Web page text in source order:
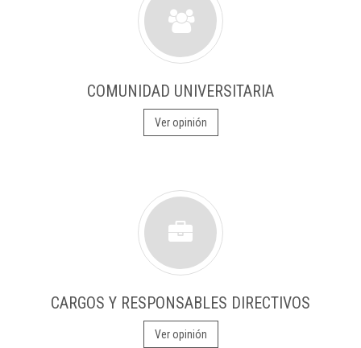
COMUNIDAD UNIVERSITARIA
Ver opinión
CARGOS Y RESPONSABLES DIRECTIVOS
Ver opinión